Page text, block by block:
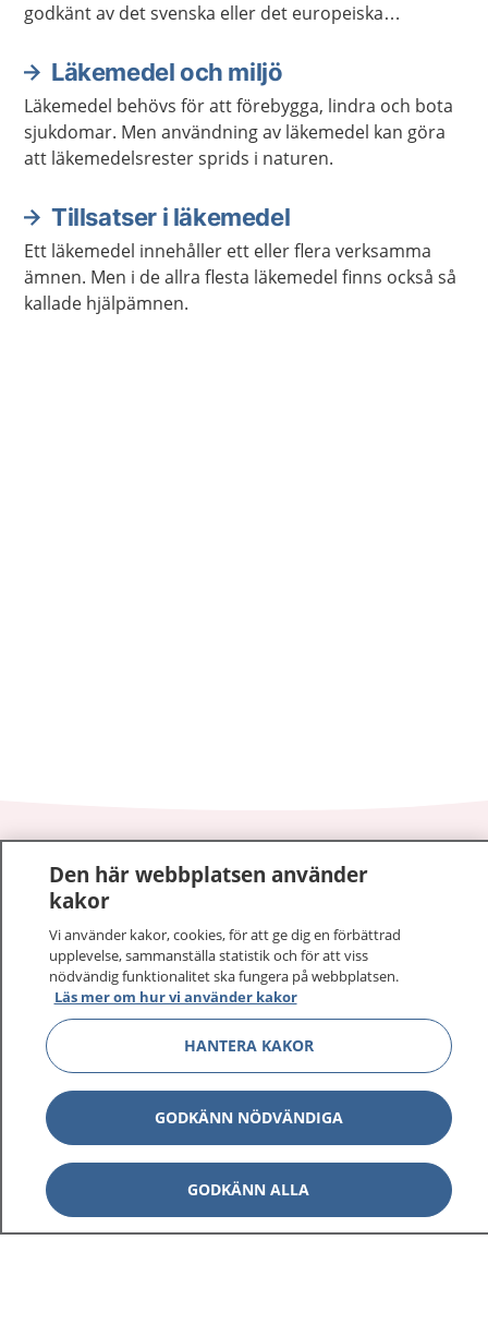
godkänt av det svenska eller det europeiska
Läkemedel och miljö
Läkemedel behövs för att förebygga, lindra och bota
sjukdomar. Men användning av läkemedel kan göra
att läkemedelsrester sprids i naturen.
Tillsatser i läkemedel
Ett läkemedel innehåller ett eller flera verksamma
ämnen. Men i de allra flesta läkemedel finns också så
kallade hjälpämnen.
1177 – tryggt om din hälsa och vård
På 1177.se får du råd om hälsa och information om
sjukdomar och vilka mottagningar du kan kontakta.
Logga in för att läsa din journal och göra dina
vårdärenden. Ring telefonnummer 1177 för
sjukvårdsrådgivning dygnet runt.
1177 ger dig råd när du vill må bättre.
1177 på flera språk Visa
Visa
Den här webbplatsen använder
kakor
Vi använder kakor, cookies, för att ge dig en förbättrad
upplevelse, sammanställa statistik och för att viss
nödvändig funktionalitet ska fungera på webbplatsen.
Läs mer om hur vi använder kakor
HANTERA KAKOR
GODKÄNN NÖDVÄNDIGA
GODKÄNN ALLA